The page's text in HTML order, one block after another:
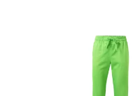
Las